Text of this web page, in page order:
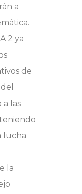
a
2 ya
de
a las
lucha
la